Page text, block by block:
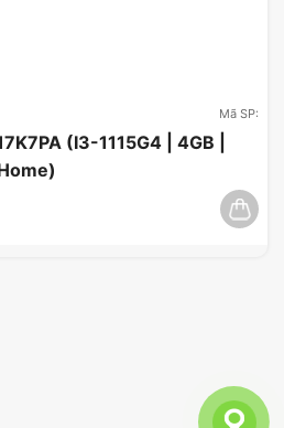
Mã SP:
(I3-1115G4 | 4GB |